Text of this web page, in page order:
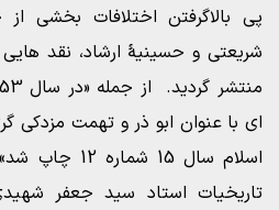
پی بالاگرفتن اختلافات بخشی از
شریعتی و حسینیۀ ارشاد، نقد
ای با عنوان ابو ذر و تهمت
اسلام سال 15
تاریخیات استاد سید جعفر